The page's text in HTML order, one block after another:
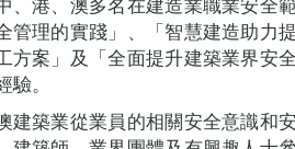
管理的實踐」、「智慧建造助力
方案」及「全面提升建築業界安
。
建築業從業員的相關安全意識和